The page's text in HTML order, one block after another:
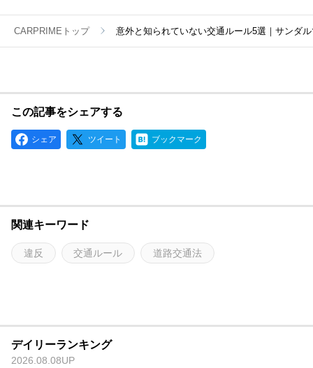
CARPRIMEトップ 意外と知られていない交通ルール5選｜サンダ
この記事をシェアする
シェア ツイート ブックマーク
関連キーワード
違反 交通ルール 道路交通法
デイリーランキング
2026.08.08UP